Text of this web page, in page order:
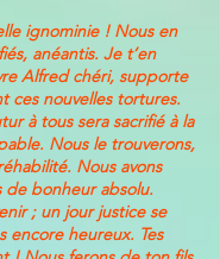
ignominie ! Nous en
anéantis. Je t’en
Alfred chéri, supporte
ces nouvelles tortures.
à tous sera sacrifié à la
Nous le trouverons,
Nous avons
de bonheur absolu.
; un jour justice se
encore heureux. Tes